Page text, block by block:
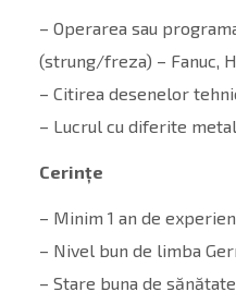
– Operarea sau
(strung/freza) – Fanuc,
– Citirea desenelor
– Lucrul cu diferite
Cerințe
– Minim 1 an de
– Nivel bun de limba
– Stare buna de sănătate